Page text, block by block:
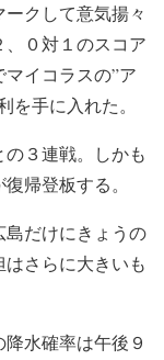
クして意気揚々
０対１のスコア
イコラスの”ア
を手に入れた。
３連戦。しかも
帰登板する。
島だけにきょうの
さらに大きいも
水確率は午後９